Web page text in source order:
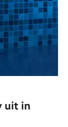
uit in